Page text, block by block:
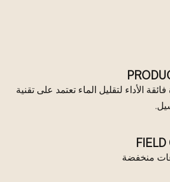
2 هو مادة فائقة الأداء لتقليل الماء تعتمد على تقنية
منخفضة